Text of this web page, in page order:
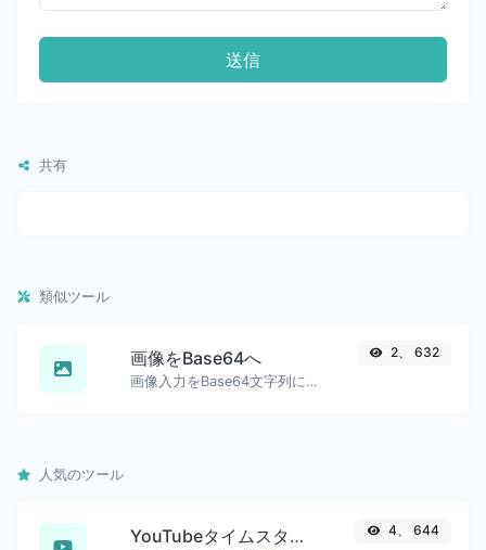
送信
共有
類似ツール
画像をBase64へ
画像入力をBase64文字列に変換する。
2、 632
人気のツール
YouTubeタイムスタンプリンクジェネレーター 4、 644